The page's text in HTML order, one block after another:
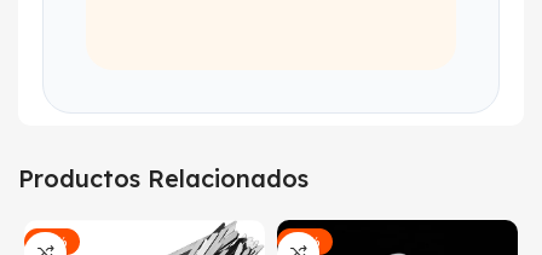
Productos Relacionados
-42% -50%